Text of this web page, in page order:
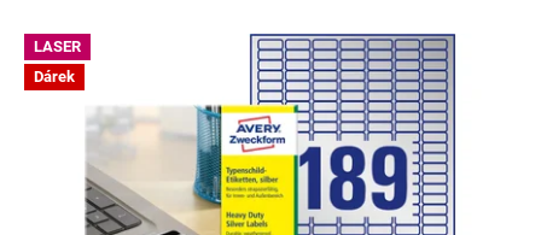
V LASER
Dárek